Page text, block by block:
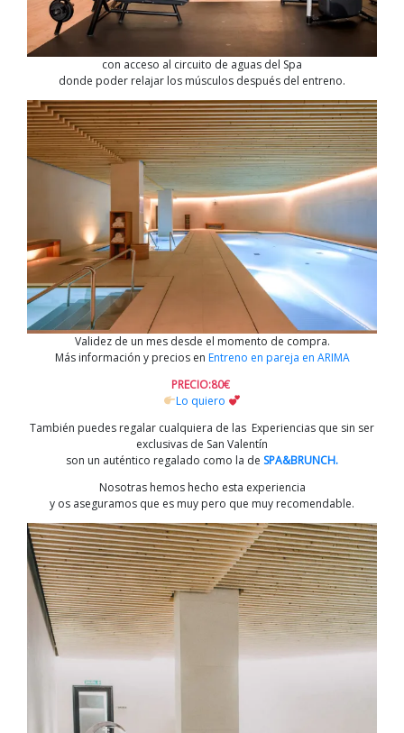
con acceso al circuito de aguas del Spa
donde poder relajar los músculos después del entreno.
Validez de un mes desde el momento de compra.
Más información y precios en Entreno en pareja en ARIMA
PRECIO:80€
Lo quiero
También puedes regalar cualquiera de las Experiencias que sin ser
exclusivas de San Valentín
son un auténtico regalado como la de SPA&BRUNCH.
Nosotras hemos hecho esta experiencia
y os aseguramos que es muy pero que muy recomendable.